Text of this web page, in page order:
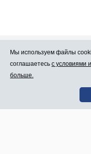
Про
Контакты
Мы используем файлы
соглашаетесь с условиями
больше.